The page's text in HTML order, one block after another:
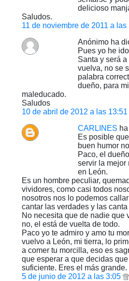
delicioso
Saludos.
11 de noviembre de 2011 a las
Anónimo ha
Pues yo he
Santa y será
vuelva, no se
palabra
dueño, para
maleducado.
Saludos
10 de abril de 2012 a las 13:51
CARLINES
Es posible
buen humor
Paco, el
servir la mejor
en León.
Es un hombre peculiar,
vividores, como casi todos
nosotros nos lo podemos
cantar las verdades y las
No necesita que de nadie que
no, el está de vuelta de todo.
Paco yo te admiro y amo tu
vuelvo a León, mi tierra, lo
a comer tu morcilla, eso es
que esperar a que decidas
suficiente. Eres el más grande.
5 de junio de 2012 a las 3:05